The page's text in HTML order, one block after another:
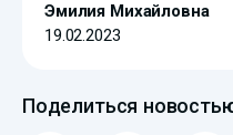
Эмилия Михайловна
19.02.2023
Поделиться